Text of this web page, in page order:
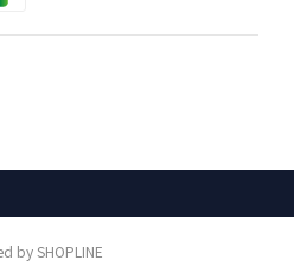
by SHOPLINE